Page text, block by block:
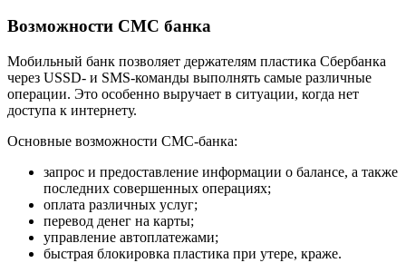
Возможности СМС банка
Мобильный банк позволяет держателям пластика Сбербанка
через USSD- и SMS-команды выполнять самые различные
операции. Это особенно выручает в ситуации, когда нет
доступа к интернету.
Основные возможности СМС-банка:
запрос и предоставление информации о балансе, а также
последних совершенных операциях;
оплата различных услуг;
перевод денег на карты;
управление автоплатежами;
быстрая блокировка пластика при утере, краже.